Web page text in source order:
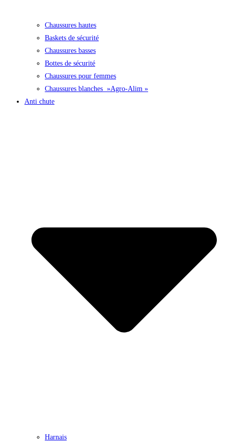
Chaussures hautes
Baskets de sécurité
Chaussures basses
Bottes de sécurité
Chaussures pour femmes
Chaussures blanches »Agro-Alim »
Anti chute
Harnais